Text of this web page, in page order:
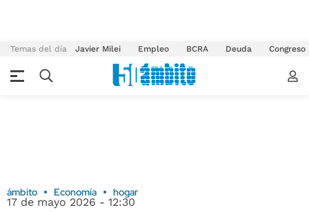
Temas del día Javier Milei Empleo BCRA Deuda Congreso
ámbito Economía hogar
17 de mayo 2026 - 12:30